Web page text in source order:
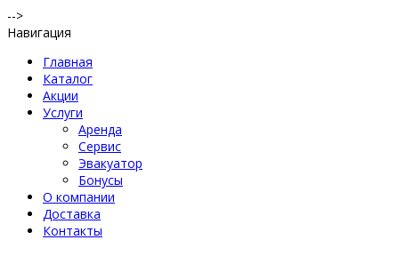
-->
Навигация
Главная
Каталог
Акции
Услуги
Аренда
Сервис
Эвакуатор
Бонусы
О компании
Доставка
Контакты